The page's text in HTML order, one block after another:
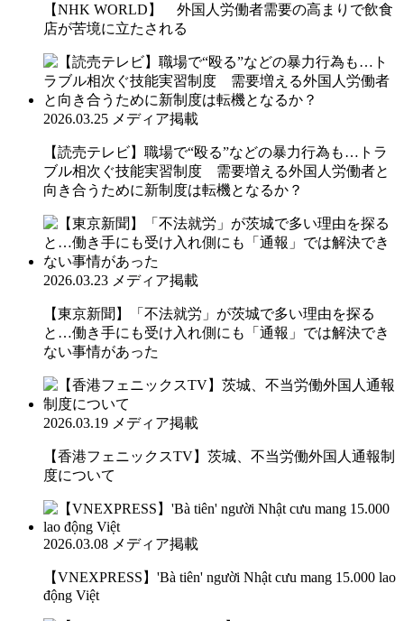
【NHK WORLD】 外国人労働者需要の高まりで飲食
店が苦境に立たされる
2026.03.25 メディア掲載
【読売テレビ】職場で“殴る”などの暴力行為も…トラ
ブル相次ぐ技能実習制度 需要増える外国人労働者と
向き合うために新制度は転機となるか？
2026.03.23 メディア掲載
【東京新聞】「不法就労」が茨城で多い理由を探る
と…働き手にも受け入れ側にも「通報」では解決でき
ない事情があった
2026.03.19 メディア掲載
【香港フェニックスTV】茨城、不当労働外国人通報制
度について
2026.03.08 メディア掲載
【VNEXPRESS】'Bà tiên' người Nhật cưu mang 15.000 lao
động Việt